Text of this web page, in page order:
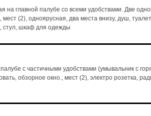
на главной палубе со всеми удобствами. Две
мест (2), одноярусная, два места внизу, душ,
стул, шкаф для одежды
с частичными удобствами (умывальник с
обзорное окно., мест (2), электро розетка,